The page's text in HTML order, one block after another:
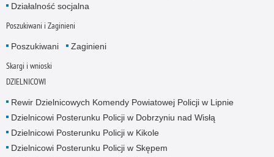
Działalność socjalna
Poszukiwani i Zaginieni
Poszukiwani Zaginieni
Skargi i wnioski
DZIELNICOWI
Rewir Dzielnicowych Komendy Powiatowej Policji w Lipnie
Dzielnicowi Posterunku Policji w Dobrzyniu nad Wisłą
Dzielnicowi Posterunku Policji w Kikole
Dzielnicowi Posterunku Policji w Skępem